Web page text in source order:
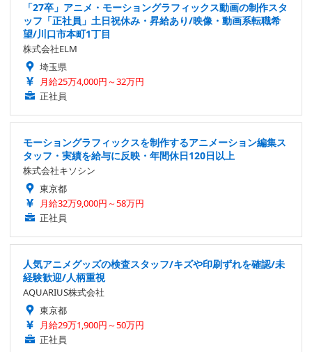
「27卒」アニメ・モーショングラフィックス動画の制作スタ
ッフ「正社員」土日祝休み・昇給あり/映像・動画系転職希
望/川口市本町1丁目
株式会社ELM
埼玉県
月給25万4,000円～32万円
正社員
モーショングラフィックスを制作するアニメーション編集ス
タッフ・実績を給与に反映・年間休日120日以上
株式会社キソシン
東京都
月給32万9,000円～58万円
正社員
人気アニメグッズの検査スタッフ/キズや印刷ずれを確認/未
経験歓迎/人柄重視
AQUARIUS株式会社
東京都
月給29万1,900円～50万円
正社員